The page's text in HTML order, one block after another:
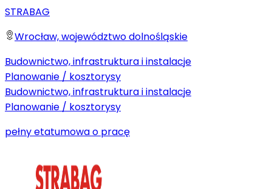
STRABAG
Wrocław, województwo dolnośląskie
Budownictwo, infrastruktura i instalacje
Planowanie / kosztorysy
Budownictwo, infrastruktura i instalacje
Planowanie / kosztorysy
pełny etatumowa o pracę